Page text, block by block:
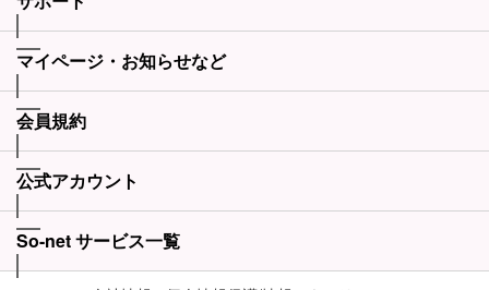
マイページ・お知らせなど
会員規約
公式アカウント
So-net サービス一覧